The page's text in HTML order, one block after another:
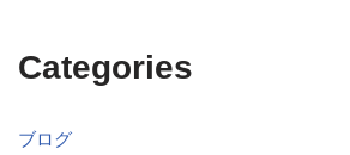
Categories
ブログ